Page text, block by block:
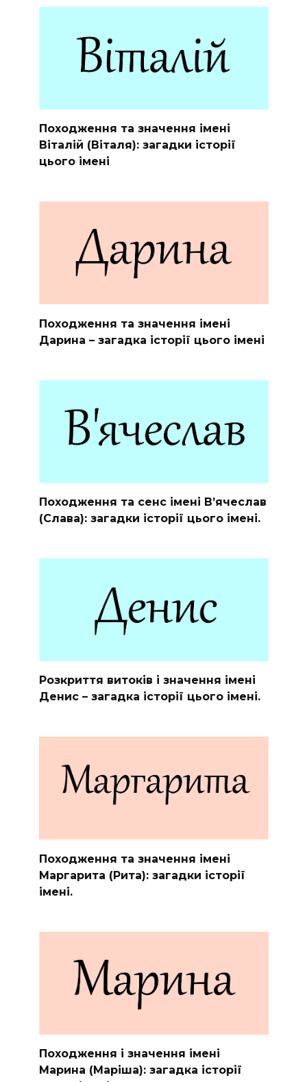
Походження та значення імені
Віталій (Віталя): загадки історії
цього імені
Походження та значення імені
Дарина – загадка історії цього імені
Походження та сенс імені В’ячеслав
(Слава): загадки історії цього імені.
Розкриття витоків і значення імені
Денис – загадка історії цього імені.
Походження та значення імені
Маргарита (Рита): загадки історії
імені.
Походження і значення імені
Марина (Маріша): загадка історії